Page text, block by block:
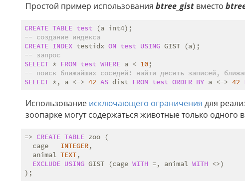
Простой пример использования btree_gist вместо
CREATE TABLE test
-- создание индекса
CREATE INDEX testidx ON test USING
-- запрос
SELECT * FROM test WHERE a < 10
-- поиск ближайших соседей: найти десять записей,
SELECT *, a <-> 42 AS dist FROM test ORDER BY a <-> 42
Использование исключающего ограничения для
зоопарке могут содержаться животные только одного
=> CREATE TABLE zoo (
  cage
INTEGER,
  animal
TEXT,
EXCLUDE USING GIST (cage WITH =, animal WITH <>)
);